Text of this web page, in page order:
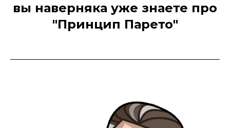
вы наверняка уже знаете про
"Принцип Парето"